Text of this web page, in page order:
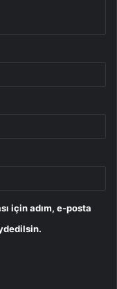
için adım, e-posta